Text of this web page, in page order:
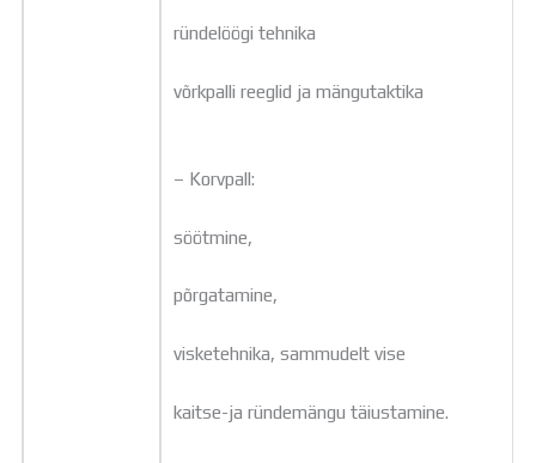
ründelöögi tehnika
võrkpalli reeglid ja mängutaktika
– Korvpall:
söötmine,
põrgatamine,
visketehnika, sammudelt vise
kaitse-ja ründemängu täiustamine.